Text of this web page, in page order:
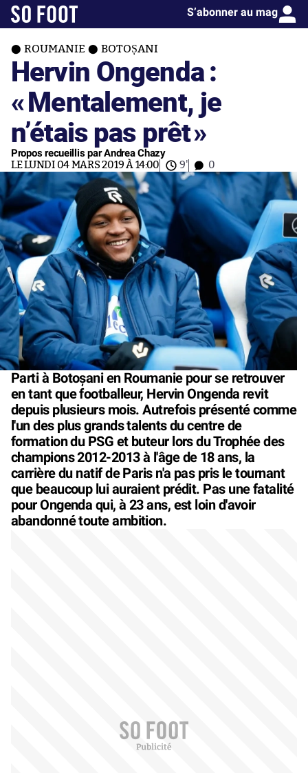
S’abonner au mag
ROUMANIE BOTOȘANI
Hervin Ongenda :
«Mentalement, je
n’étais pas prêt»
Propos recueillis par Andrea Chazy
LE LUNDI 04 MARS 2019 À 14:00 9' 0
Parti à Botoșani en Roumanie pour se retrouver
en tant que footballeur, Hervin Ongenda revit
depuis plusieurs mois. Autrefois présenté comme
l'un des plus grands talents du centre de
formation du PSG et buteur lors du Trophée des
champions 2012-2013 à l'âge de 18 ans, la
carrière du natif de Paris n'a pas pris le tournant
que beaucoup lui auraient prédit. Pas une fatalité
pour Ongenda qui, à 23 ans, est loin d'avoir
abandonné toute ambition.